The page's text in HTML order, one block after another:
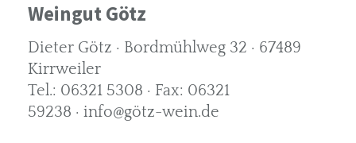
Weingut Götz
Dieter Götz · Bordmühlweg 32 · 67489
Kirrweiler
Tel.: 06321 5308 · Fax: 06321
59238 · info@götz-wein.de